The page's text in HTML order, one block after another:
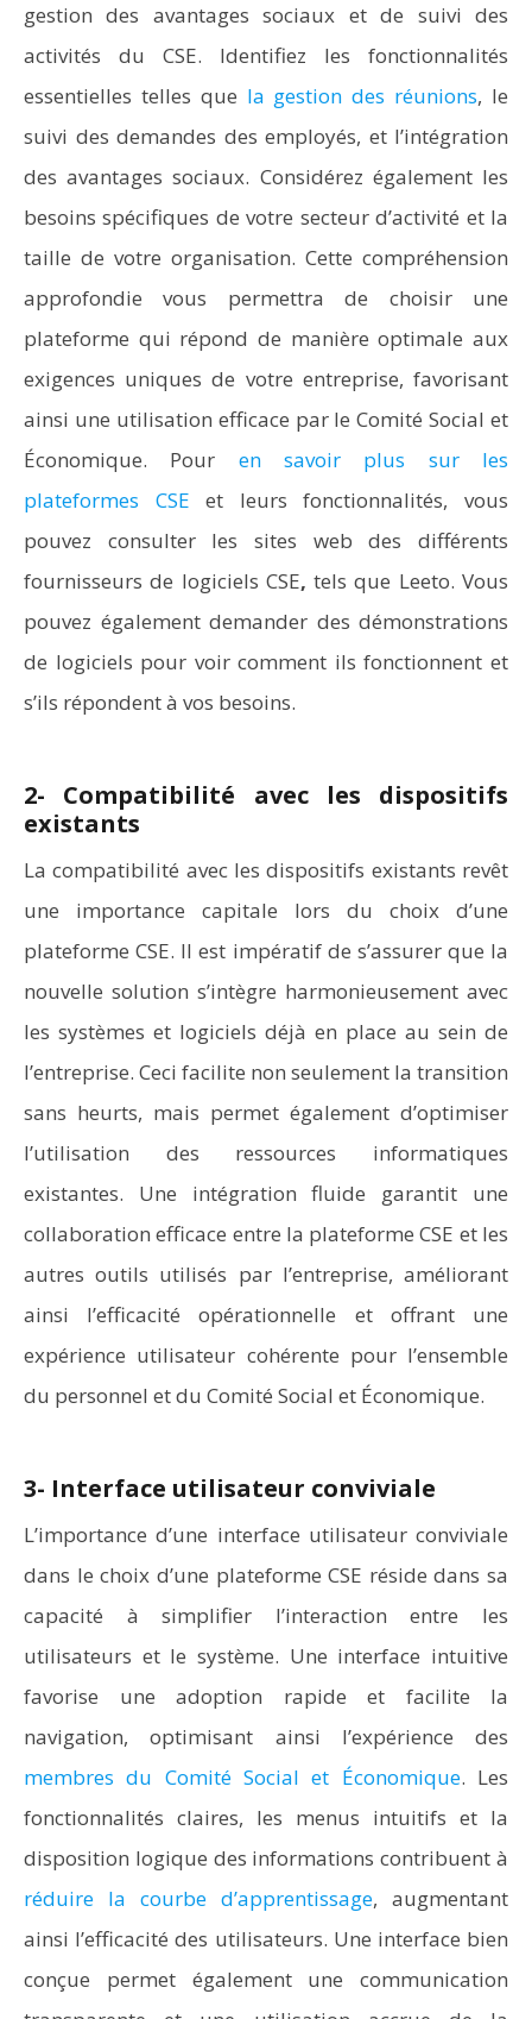
gestion des avantages sociaux et de suivi des
activités du CSE. Identifiez les fonctionnalités
essentielles telles que la gestion des réunions, le
suivi des demandes des employés, et l’intégration
des avantages sociaux. Considérez également les
besoins spécifiques de votre secteur d’activité et la
taille de votre organisation. Cette compréhension
approfondie vous permettra de choisir une
plateforme qui répond de manière optimale aux
exigences uniques de votre entreprise, favorisant
ainsi une utilisation efficace par le Comité Social et
Économique. Pour en savoir plus sur les
plateformes CSE et leurs fonctionnalités, vous
pouvez consulter les sites web des différents
fournisseurs de logiciels CSE,tels que Leeto. Vous
pouvez également demander des démonstrations
de logiciels pour voir comment ils fonctionnent et
s’ils répondent à vos besoins.
2- Compatibilité avec les dispositifs
existants
La compatibilité avec les dispositifs existants revêt
une importance capitale lors du choix d’une
plateforme CSE. Il est impératif de s’assurer que la
nouvelle solution s’intègre harmonieusement avec
les systèmes et logiciels déjà en place au sein de
l’entreprise. Ceci facilite non seulement la transition
sans heurts, mais permet également d’optimiser
l’utilisation des ressources informatiques
existantes. Une intégration fluide garantit une
collaboration efficace entre la plateforme CSE et les
autres outils utilisés par l’entreprise, améliorant
ainsi l’efficacité opérationnelle et offrant une
expérience utilisateur cohérente pour l’ensemble
du personnel et du Comité Social et Économique.
3- Interface utilisateur conviviale
L’importance d’une interface utilisateur conviviale
dans le choix d’une plateforme CSE réside dans sa
capacité à simplifier l’interaction entre les
utilisateurs et le système. Une interface intuitive
favorise une adoption rapide et facilite la
navigation, optimisant ainsi l’expérience des
membres du Comité Social et Économique. Les
fonctionnalités claires, les menus intuitifs et la
disposition logique des informations contribuent à
réduire la courbe d’apprentissage, augmentant
ainsi l’efficacité des utilisateurs. Une interface bien
conçue permet également une communication